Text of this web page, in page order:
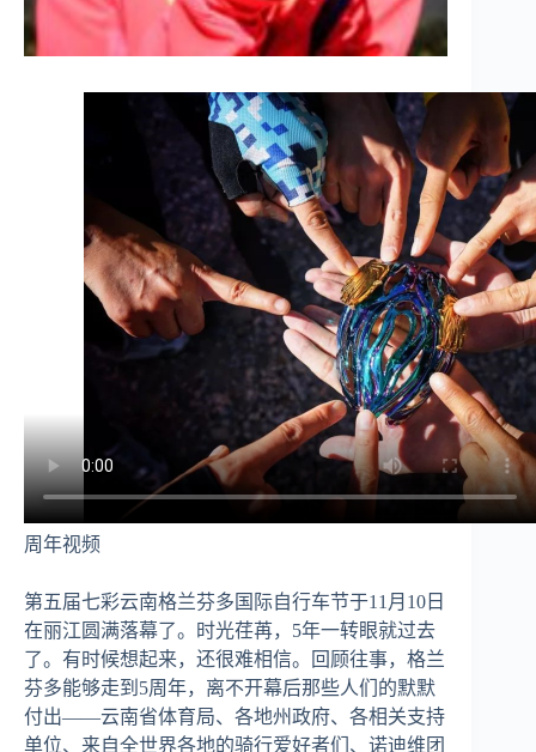
周年视频
第五届七彩云南格兰芬多国际自行车节于11月10日
在丽江圆满落幕了。时光荏苒，5年一转眼就过去
了。有时候想起来，还很难相信。回顾往事，格兰
芬多能够走到5周年，离不开幕后那些人们的默默
付出——云南省体育局、各地州政府、各相关支持
单位、来自全世界各地的骑行爱好者们、诺迪维团